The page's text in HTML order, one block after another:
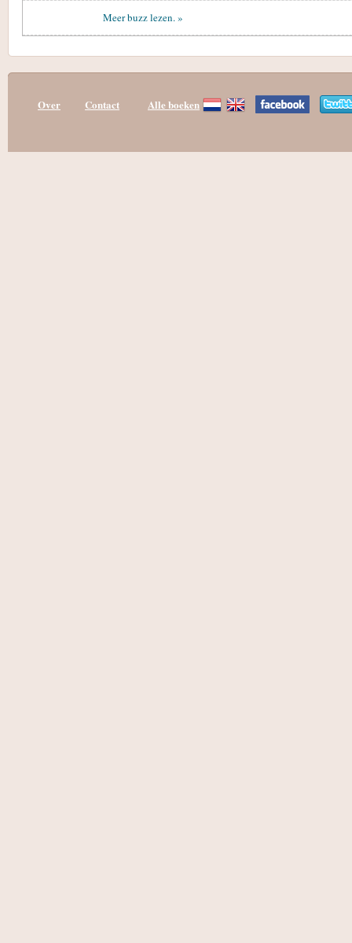
Meer buzz lezen. »
Over Contact Alle boeken